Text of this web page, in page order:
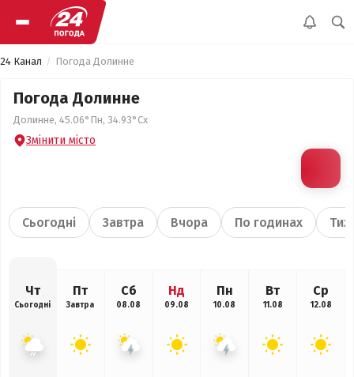
24 Канал Погода Долинне
Погода Долинне
Долинне, 45.06°Пн, 34.93°Сх
Змінити місто
Сьогодні Завтра Вчора По годинах
Чт
Сьогодні
Пт
Завтра
Сб
08.08
Нд
09.08
Пн
10.08
Вт
11.08
Ср
12.08